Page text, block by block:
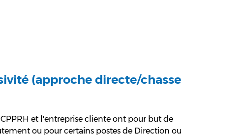
(approche directe/chasse
et l'entreprise cliente ont pour but de
ou pour certains postes de Direction ou